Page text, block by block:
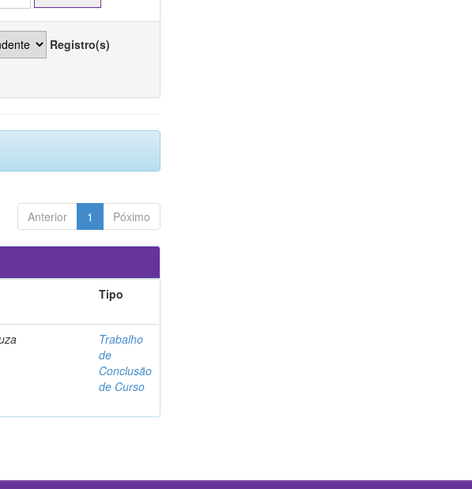
Registro(s)
Anterior 1 Póximo
Tipo
Trabalho
de
Conclusão
de Curso